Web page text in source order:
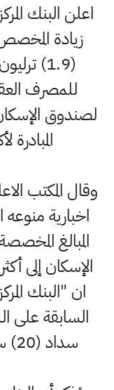
اعلن البنك
زيادة
لصندوق
وقال المكتب
اخبارية
المبالغ
ان "البنك
السابقة على
سداد (20) سنة والاكتفاء بعمولة ادارية".